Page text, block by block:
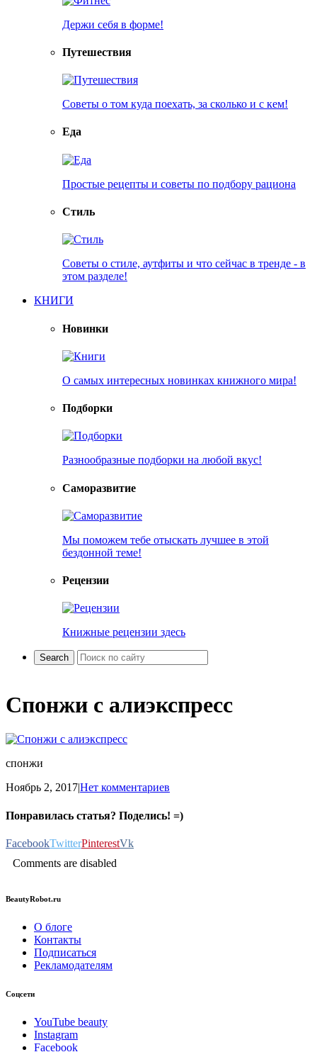
Держи себя в форме!
Путешествия
Советы о том куда поехать, за сколько и с кем!
Еда
Простые рецепты и советы по подбору рациона
Стиль
Советы о стиле, аутфиты и что сейчас в тренде - в
этом разделе!
КНИГИ
Новинки
О самых интересных новинках книжного мира!
Подборки
Разнообразные подборки на любой вкус!
Саморазвитие
Мы поможем тебе отыскать лучшее в этой
бездонной теме!
Рецензии
Книжные рецензии здесь
Спонжи с алиэкспресс
спонжи
Ноябрь 2, 2017|Нет комментариев
Понравилась статья? Поделись! =)
FacebookTwitterPinterestVk
Comments are disabled
BeautyRobot.ru
О блоге
Контакты
Подписаться
Рекламодателям
Соцсети
YouTube beauty
Instagram
Facebook